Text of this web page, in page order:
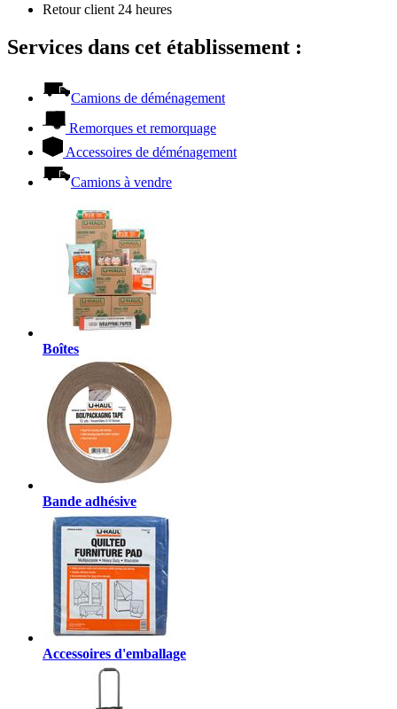
Retour client 24 heures
Services dans cet établissement :
Camions de déménagement
Remorques et remorquage
Accessoires de déménagement
Camions à vendre
Boîtes
Bande adhésive
Accessoires d'emballage